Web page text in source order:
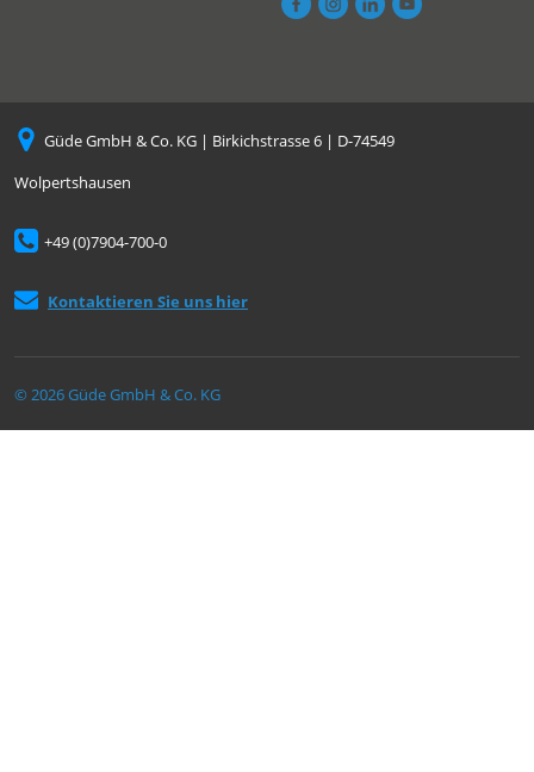
Güde GmbH & Co. KG | Birkichstrasse 6 | D-74549
Wolpertshausen
+49 (0)7904-700-0
Kontaktieren Sie uns hier
© 2026 Güde GmbH & Co. KG